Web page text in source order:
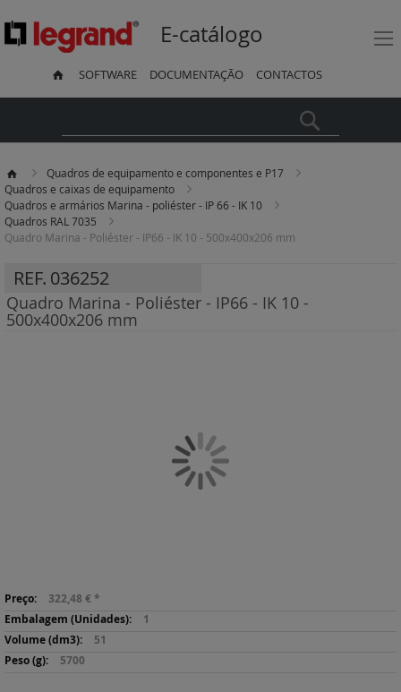
E-catálogo
SOFTWARE DOCUMENTAÇÃO CONTACTOS
Quadros de equipamento e componentes e P17
Quadros e caixas de equipamento
Quadros e armários Marina - poliéster - IP 66 - IK 10
Quadros RAL 7035
Quadro Marina - Poliéster - IP66 - IK 10 - 500x400x206 mm
REF. 036252
Quadro Marina - Poliéster - IP66 - IK 10 -
500x400x206 mm
Mais
informação
322,48 € *
1
51
5700
para
o
início